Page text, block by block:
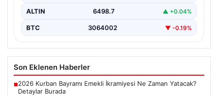
ALTIN 6498.7 ▲ +0.04%
BTC 3064002 ▼ -0.19%
Son Eklenen Haberler
■2026 Kurban Bayramı Emekli İkramiyesi Ne Zaman Yatacak?
Detaylar Burada